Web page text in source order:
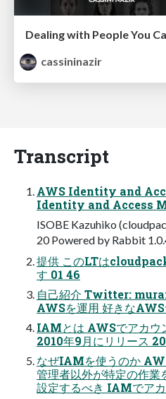
cassininazir
Transcript
AWS Identity and
Identity and Access
ISOBE Kazuhiko
20 Powered by Rabbit
提供 このLTは
す 01 46
自己紹介 Twitter:
AWSを運用 好きな
IAMとは AWSでアカウ
2010年9月にリリース
なぜIAMを使うのか
管理者以外が特定の作業
設定するべき IAMでア